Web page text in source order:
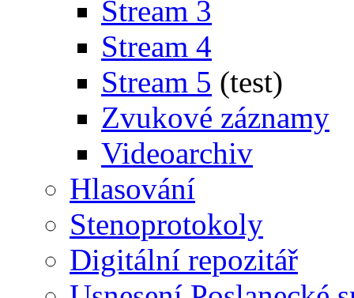
Stream 3
Stream 4
Stream 5 (test)
Zvukové záznamy
Videoarchiv
Hlasování
Stenoprotokoly
Digitální repozitář